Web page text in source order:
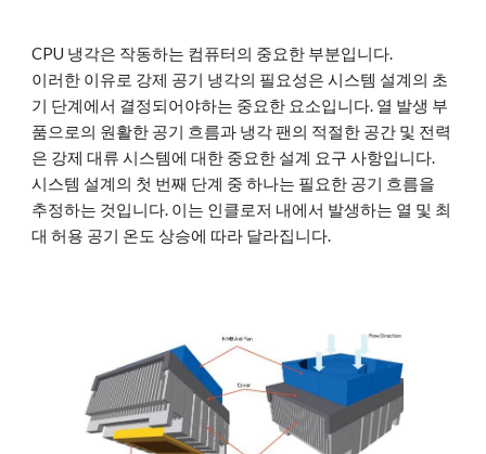
CPU 냉각은 작동하는 컴퓨터의 중요한 부분입니다.
이러한 이유로 강제 공기 냉각의 필요성은 시스템 설계의 초
기 단계에서 결정되어야하는 중요한 요소입니다. 열 발생 부
품으로의 원활한 공기 흐름과 냉각 팬의 적절한 공간 및 전력
은 강제 대류 시스템에 대한 중요한 설계 요구 사항입니다.
시스템 설계의 첫 번째 단계 중 하나는 필요한 공기 흐름을
추정하는 것입니다. 이는 인클로저 내에서 발생하는 열 및 최
대 허용 공기 온도 상승에 따라 달라집니다.